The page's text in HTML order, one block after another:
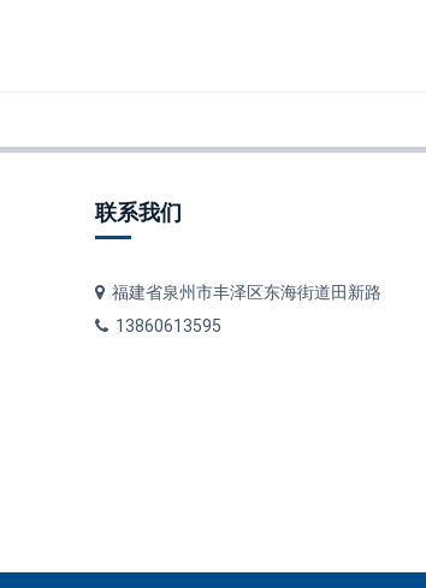
联系我们
福建省泉州市丰泽区东海街道田新路
13860613595